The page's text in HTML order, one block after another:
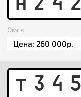
H 2 4 2
Омск
T 3 4 5